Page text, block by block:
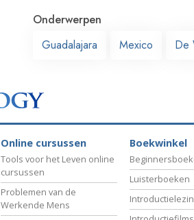
Onderwerpen
Guadalajara
Mexico De
Online cursussen
Tools voor het Leven online
cursussen
Problemen van de
Werkende Mens
Boekwinkel
Luisterboeken